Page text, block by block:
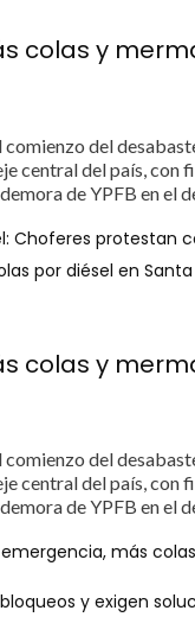
colas y
comienzo del
central del país, con
de YPFB en el
Choferes protestan
por diésel en
colas y
comienzo del
central del país, con
de YPFB en el
más
y exigen